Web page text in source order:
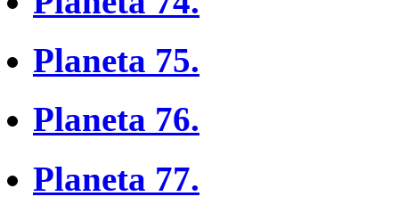
Planeta 75.
Planeta 76.
Planeta 77.